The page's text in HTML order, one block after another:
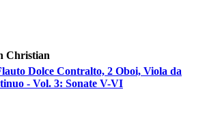
Christian
Dolce Contralto, 2 Oboi, Viola da
- Vol. 3: Sonate V-VI